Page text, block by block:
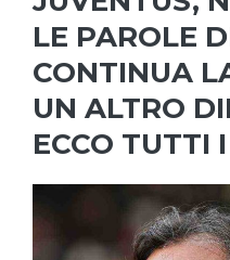
LE PAROLE
CONTINUA
UN ALTRO
ECCO TUTTI